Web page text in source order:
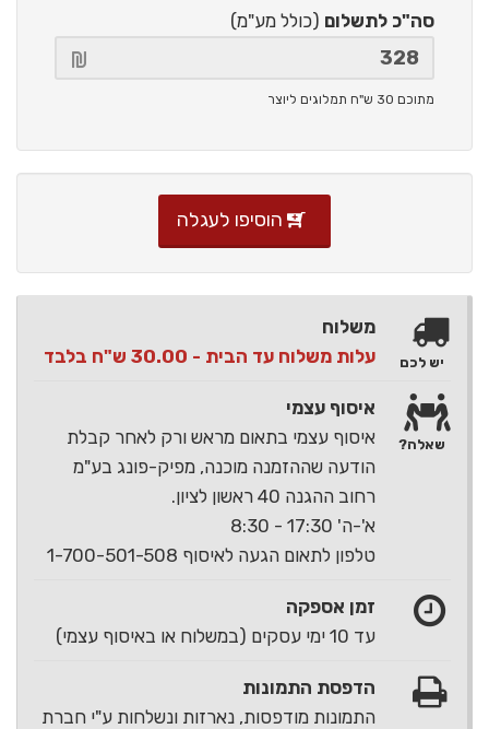
סה"כ לתשלום (כולל מע"מ)
מתוכם 30 ש"ח תמלוגים ליוצר
הוסיפו לעגלה
משלוח
עלות משלוח עד הבית - 30.00 ש"ח בלבד
איסוף עצמי
איסוף עצמי בתאום מראש ורק לאחר קבלת
הודעה שההזמנה מוכנה, מפיק-פונג בע"מ
רחוב ההגנה 40 ראשון לציון.
א'-ה' 17:30 - 8:30
טלפון לתאום הגעה לאיסוף 1-700-501-508
זמן אספקה
עד 10 ימי עסקים (במשלוח או באיסוף עצמי)
הדפסת התמונות
התמונות מודפסות, נארזות ונשלחות ע"י חברת
יש לכם
שאלה?